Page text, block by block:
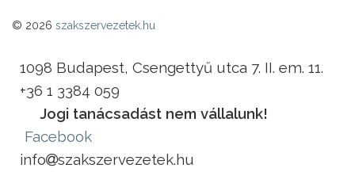
© 2026 szakszervezetek.hu
1098 Budapest, Csengettyű utca 7. II. em. 11.
+36 1 3384 059
Jogi tanácsadást nem vállalunk!
Facebook
info
szakszervezetek.hu